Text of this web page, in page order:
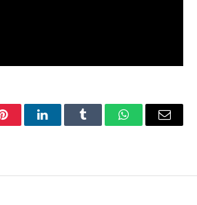
PinterestLinkedInTumblr WhatsAppEmail